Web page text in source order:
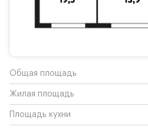
Общая площадь
Жилая площадь
Площадь кухни